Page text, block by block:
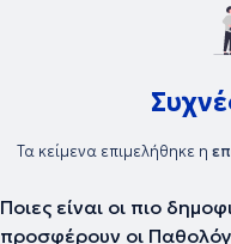
ευαλωτότητας. Επιπλέον,
προγραμματισμένα
προσεγγίζονται θέματα
σε σχέση με τις
Τα κείμενα επιμελήθηκε η
Ποιες είναι οι πιο
προσφέρουν οι